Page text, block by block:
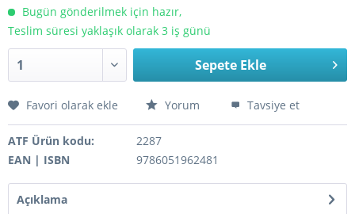
Bugün gönderilmek için hazır,
Teslim süresi yaklaşık olarak 3 iş günü
Sepete Ekle
Favori olarak ekle Yorum Tavsiye et
ATF Ürün kodu:
2287
EAN | ISBN
9786051962481
Açıklama